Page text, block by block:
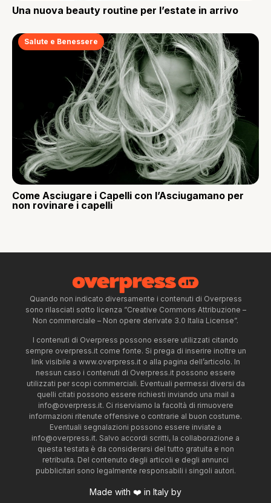
Una nuova beauty routine per l’estate in arrivo
Salute e Benessere
Come Asciugare i Capelli con l’Asciugamano per
non rovinare i capelli
Quando non indicato diversamente i contenuti di Overpress
sono rilasciati sotto licenza “Creative Commons Attribuzione –
Non commerciale – Non opere derivate 3.0 Italia License”.
I contenuti di Overpress possono essere utilizzati citando
sempre overpress.it come fonte. Si prega di inserire inoltre un
link visibile a www.overpress.it o alla pagina dell’articolo. In
nessun caso i contenuti di Overpress.it possono essere
utilizzati per scopi commerciali. Eventuali permessi diversi da
quelli citati possono essere richiesti inviando una mail a
info@overpress.it. Ci riserviamo la facoltà di rimuovere
informazioni ritenute offensive o contrarie al buon costume.
Eventuali segnalazioni possono essere inviate a
info@overpress.it. Salvo accordi scritti, la collaborazione a
questa testata è da considerarsi del tutto gratuita e non
retribuita. Del contenuto degli articoli e degli annunci
pubblicitari sono legalmente responsabili i singoli autori.
Made with ❤️ in Italy by